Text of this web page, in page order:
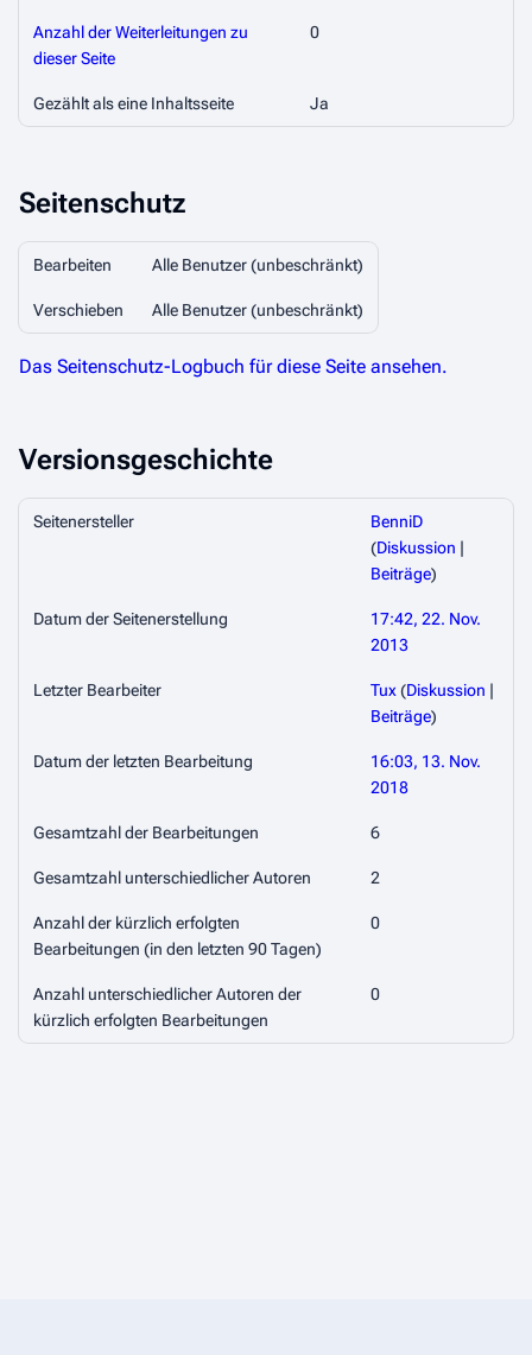
Anzahl der Weiterleitungen zu
dieser Seite
0
Gezählt als eine Inhaltsseite Ja
Seitenschutz
Bearbeiten Alle Benutzer (unbeschränkt)
Verschieben Alle Benutzer (unbeschränkt)
Das Seitenschutz-Logbuch für diese Seite ansehen.
Versionsgeschichte
Seitenersteller
BenniD
(Diskussion |
Beiträge)
Datum der Seitenerstellung
17:42, 22. Nov.
2013
Letzter Bearbeiter Tux (Diskussion |
Beiträge)
Datum der letzten Bearbeitung
16:03, 13. Nov.
2018
Gesamtzahl der Bearbeitungen 6
Gesamtzahl unterschiedlicher Autoren 2
Anzahl der kürzlich erfolgten
Bearbeitungen (in den letzten 90 Tagen)
0
Anzahl unterschiedlicher Autoren der
kürzlich erfolgten Bearbeitungen
0